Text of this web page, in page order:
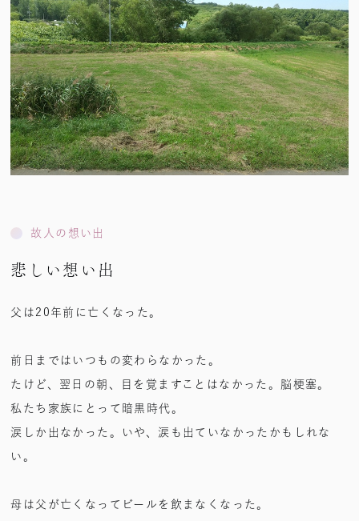
故人の想い出
悲しい想い出
父は20年前に亡くなった。
前日まではいつもの変わらなかった。
たけど、翌日の朝、目を覚ますことはなかった。脳梗塞。
私たち家族にとって暗黒時代。
涙しか出なかった。いや、涙も出ていなかったかもしれな
い。
母は父が亡くなってビールを飲まなくなった。